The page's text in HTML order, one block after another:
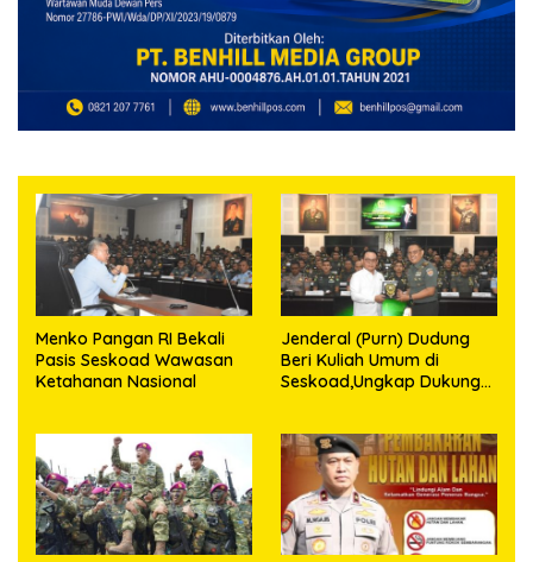
Menko Pangan RI Bekali
Pasis Seskoad Wawasan
Ketahanan Nasional
Jenderal (Purn) Dudung
Beri Kuliah Umum di
Seskoad,Ungkap Dukung